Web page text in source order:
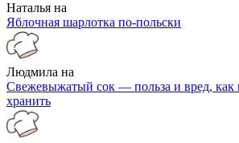
Наталья на
Яблочная шарлотка по-польски
Людмила на
Свежевыжатый сок — польза и вред, как
хранить